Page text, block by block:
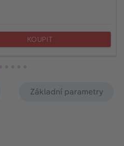
KOUPIT
Základní parametry